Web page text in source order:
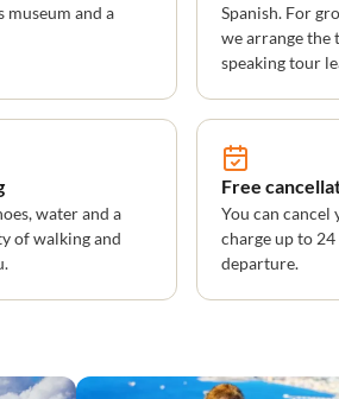
and a
Spanish. For
we arrange the
speaking tour
water and a
of walking and
Free
You can
charge up to
departure.